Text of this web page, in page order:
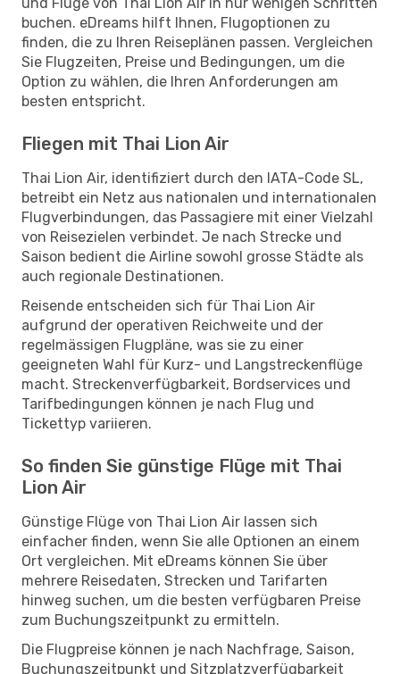
buchen. eDreams hilft Ihnen, Flugoptionen zu
finden, die zu Ihren Reiseplänen passen. Vergleichen
Sie Flugzeiten, Preise und Bedingungen, um die
Option zu wählen, die Ihren Anforderungen am
besten entspricht.
Fliegen mit Thai Lion Air
Thai Lion Air, identifiziert durch den IATA-Code SL,
betreibt ein Netz aus nationalen und internationalen
Flugverbindungen, das Passagiere mit einer Vielzahl
von Reisezielen verbindet. Je nach Strecke und
Saison bedient die Airline sowohl grosse Städte als
auch regionale Destinationen.
Reisende entscheiden sich für Thai Lion Air
aufgrund der operativen Reichweite und der
regelmässigen Flugpläne, was sie zu einer
geeigneten Wahl für Kurz- und Langstreckenflüge
macht. Streckenverfügbarkeit, Bordservices und
Tarifbedingungen können je nach Flug und
Tickettyp variieren.
So finden Sie günstige Flüge mit Thai
Lion Air
Günstige Flüge von Thai Lion Air lassen sich
einfacher finden, wenn Sie alle Optionen an einem
Ort vergleichen. Mit eDreams können Sie über
mehrere Reisedaten, Strecken und Tarifarten
hinweg suchen, um die besten verfügbaren Preise
zum Buchungszeitpunkt zu ermitteln.
Die Flugpreise können je nach Nachfrage, Saison,
Buchungszeitpunkt und Sitzplatzverfügbarkeit